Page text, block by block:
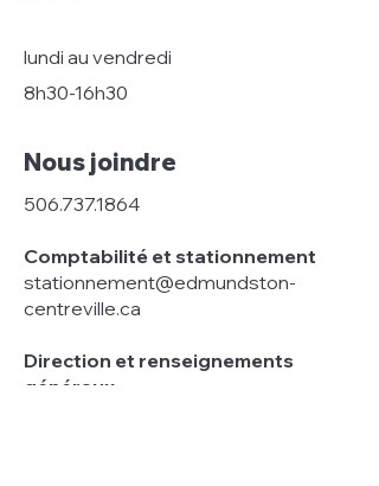
lundi au vendredi
8h30-16h30
Nous joindre
506.737.1864
Comptabilité et stationnement
stationnement@edmundston-
centreville.ca
Direction et renseignements
généraux